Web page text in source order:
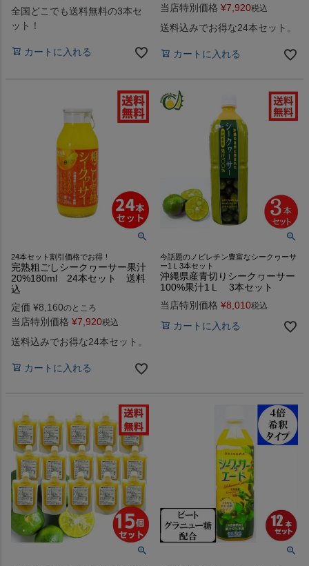
全国どこでも送料無料の3本セ
ット！
カートに入れる
当店特別価格 ¥7,920税込
送料込みでお得な24本セット。
カートに入れる
24本セット割引価格でお得！
完熟粗ごしシークヮーサー果汁
20%180ml 24本セット 送料
込
定価 ¥8,160のところ
当店特別価格 ¥7,920税込
送料込みでお得な24本セット。
カートに入れる
今話題のノビレチン豊富なシークヮーサ
ー1Ｌ3本セット
沖縄県産青切りシークヮーサー
100%果汁1Ｌ 3本セット
当店特別価格 ¥8,010税込
カートに入れる